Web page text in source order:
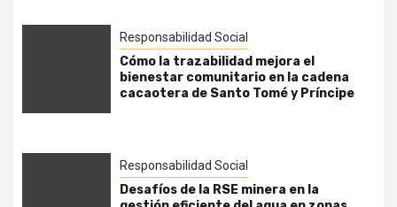
Responsabilidad Social
Cómo la trazabilidad mejora el
bienestar comunitario en la cadena
cacaotera de Santo Tomé y Príncipe
Responsabilidad Social
Desafíos de la RSE minera en la